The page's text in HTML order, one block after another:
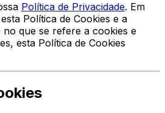
Política de Privacidade. Em
Política de Cookies e a
no que se refere a cookies e
esta Política de Cookies